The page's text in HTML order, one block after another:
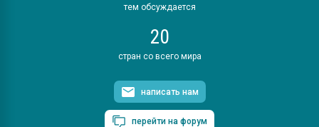
тем обсуждается
20
стран со всего мира
написать нам
перейти на форум